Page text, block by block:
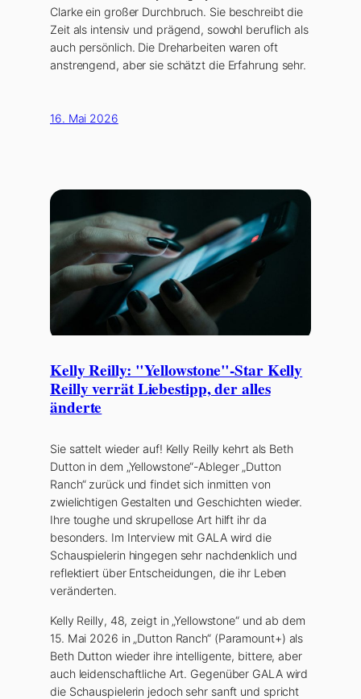
Clarke ein großer Durchbruch. Sie beschreibt die
Zeit als intensiv und prägend, sowohl beruflich als
auch persönlich. Die Dreharbeiten waren oft
anstrengend, aber sie schätzt die Erfahrung sehr.
16. Mai 2026
Kelly Reilly: "Yellowstone"-Star Kelly
Reilly verrät Liebestipp, der alles
änderte
Sie sattelt wieder auf! Kelly Reilly kehrt als Beth
Dutton in dem „Yellowstone“-Ableger „Dutton
Ranch“ zurück und findet sich inmitten von
zwielichtigen Gestalten und Geschichten wieder.
Ihre toughe und skrupellose Art hilft ihr da
besonders. Im Interview mit GALA wird die
Schauspielerin hingegen sehr nachdenklich und
reflektiert über Entscheidungen, die ihr Leben
veränderten.
Kelly Reilly, 48, zeigt in „Yellowstone“ und ab dem
15. Mai 2026 in „Dutton Ranch“ (Paramount+) als
Beth Dutton wieder ihre intelligente, bittere, aber
auch leidenschaftliche Art. Gegenüber GALA wird
die Schauspielerin jedoch sehr sanft und spricht